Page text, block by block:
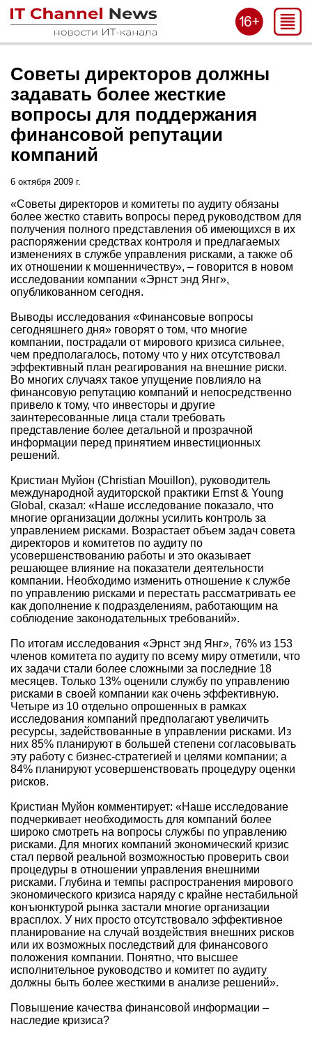
Советы директоров должны
задавать более жесткие
вопросы для поддержания
финансовой репутации
компаний
6 октября 2009 г.
«Советы директоров и комитеты по аудиту обязаны
более жестко ставить вопросы перед руководством для
получения полного представления об имеющихся в их
распоряжении средствах контроля и предлагаемых
изменениях в службе управления рисками, а также об
их отношении к мошенничеству», – говорится в новом
исследовании компании «Эрнст энд Янг»,
опубликованном сегодня.
Выводы исследования «Финансовые вопросы
сегодняшнего дня» говорят о том, что многие
компании, пострадали от мирового кризиса сильнее,
чем предполагалось, потому что у них отсутствовал
эффективный план реагирования на внешние риски.
Во многих случаях такое упущение повлияло на
финансовую репутацию компаний и непосредственно
привело к тому, что инвесторы и другие
заинтересованные лица стали требовать
представление более детальной и прозрачной
информации перед принятием инвестиционных
решений.
Кристиан Муйон (Christian Mouillon), руководитель
международной аудиторской практики Ernst & Young
Global, сказал: «Наше исследование показало, что
многие организации должны усилить контроль за
управлением рисками. Возрастает объем задач совета
директоров и комитетов по аудиту по
усовершенствованию работы и это оказывает
решающее влияние на показатели деятельности
компании. Необходимо изменить отношение к службе
по управлению рисками и перестать рассматривать ее
как дополнение к подразделениям, работающим на
соблюдение законодательных требований».
По итогам исследования «Эрнст энд Янг», 76% из 153
членов комитета по аудиту по всему миру отметили, что
их задачи стали более сложными за последние 18
месяцев. Только 13% оценили службу по управлению
рисками в своей компании как очень эффективную.
Четыре из 10 отдельно опрошенных в рамках
исследования компаний предполагают увеличить
ресурсы, задействованные в управлении рисками. Из
них 85% планируют в большей степени согласовывать
эту работу с бизнес-стратегией и целями компании; а
84% планируют усовершенствовать процедуру оценки
рисков.
Кристиан Муйон комментирует: «Наше исследование
подчеркивает необходимость для компаний более
широко смотреть на вопросы службы по управлению
рисками. Для многих компаний экономический кризис
стал первой реальной возможностью проверить свои
процедуры в отношении управления внешними
рисками. Глубина и темпы распространения мирового
экономического кризиса наряду с крайне нестабильной
конъюнктурой рынка застали многие организации
врасплох. У них просто отсутствовало эффективное
планирование на случай воздействия внешних рисков
или их возможных последствий для финансового
положения компании. Понятно, что высшее
исполнительное руководство и комитет по аудиту
должны быть более жесткими в анализе решений».
Повышение качества финансовой информации –
наследие кризиса?